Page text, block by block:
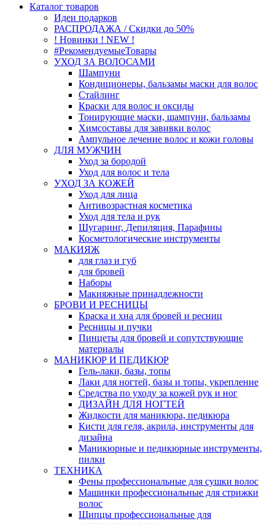
Каталог товаров
Идеи подарков
РАСПРОДАЖА / Скидки до 50%
! Новинки ! NEW !
#РекомендуемыеТовары
УХОД ЗА ВОЛОСАМИ
Шампуни
Кондиционеры, бальзамы маски для волос
Стайлинг
Краски для волос и оксиды
Тонирующие маски, шампуни, бальзамы
Химсоставы для завивки волос
Ампульное лечение волос и кожи головы
ДЛЯ МУЖЧИН
Уход за бородой
Уход для волос и тела
УХОД ЗА КОЖЕЙ
Уход для лица
Антивозрастная косметика
Уход для тела и рук
Шугаринг, Депиляция, Парафины
Косметологические инструменты
МАКИЯЖ
для глаз и губ
для бровей
Наборы
Макияжные принадлежности
БРОВИ И РЕСНИЦЫ
Краска и хна для бровей и ресниц
Ресницы и пучки
Пинцеты для бровей и сопутствующие
материалы
МАНИКЮР И ПЕДИКЮР
Гель-лаки, базы, топы
Лаки для ногтей, базы и топы, укрепление
Средства по уходу за кожей рук и ног
ДИЗАЙН ДЛЯ НОГТЕЙ
Жидкости для маникюра, педикюра
Кисти для геля, акрила, инструменты для
дизайна
Маникюрные и педикюрные инструменты,
пилки
ТЕХНИКА
Фены профессиональные для сушки волос
Машинки профессиональные для стрижки
волос
Щипцы профессиональные для